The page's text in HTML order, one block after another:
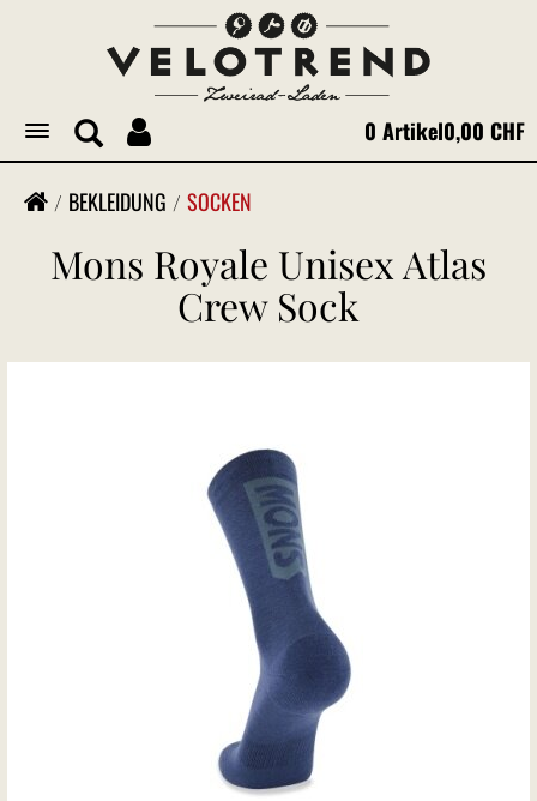
Toggle
navigation
0 Artikel0,00 CHF
BEKLEIDUNG SOCKEN
Mons Royale Unisex Atlas
Crew Sock